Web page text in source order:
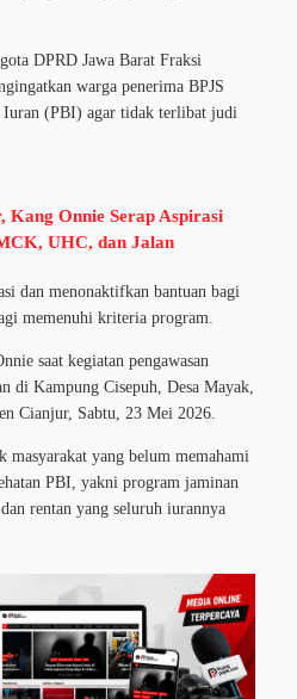
DPRD Jawa Barat Fraksi
warga penerima BPJS
Iuran (PBI) agar tidak terlibat judi
Kang Onnie Serap Aspirasi
UHC, dan Jalan
dan menonaktifkan bantuan bagi
memenuhi kriteria program.
saat kegiatan pengawasan
di Kampung Cisepuh, Desa Mayak,
Cianjur, Sabtu, 23 Mei 2026.
masyarakat yang belum memahami
PBI, yakni program jaminan
rentan yang seluruh iurannya